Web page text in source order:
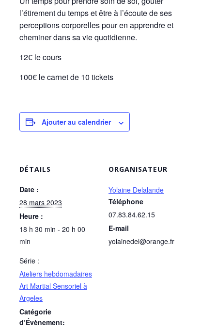
l’étirement du temps et être à l’écoute de ses
perceptions corporelles pour en apprendre et
cheminer dans sa vie quotidienne.
12€ le cours
100€ le carnet de 10 tickets
Ajouter au calendrier
DÉTAILS
Date :
28 mars 2023
Heure :
18 h 30 min - 20 h 00
min
Série :
Ateliers hebdomadaires
Art Martial Sensoriel à
Argeles
Catégorie
d’Évènement:
ORGANISATEUR
Yolaine Delalande
Téléphone
07.83.84.62.15
E-mail
yolainedel@orange.fr